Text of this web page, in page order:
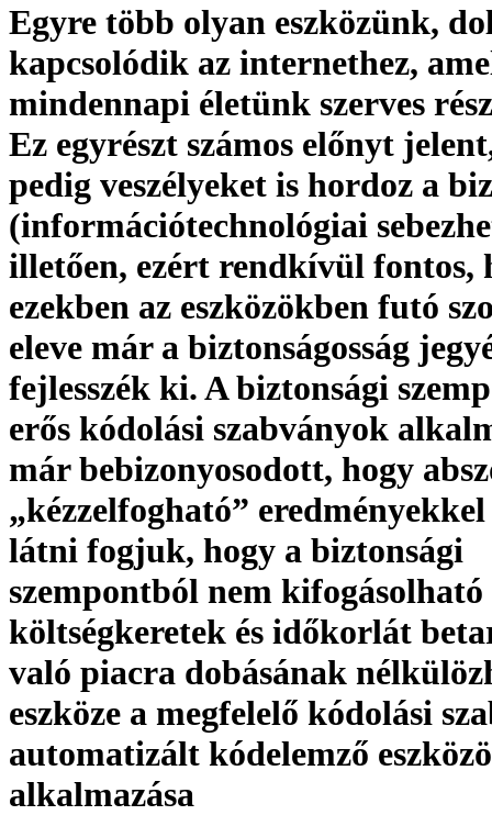
Egyre több olyan eszközünk,
kapcsolódik az internethez,
mindennapi életünk szerves
Ez egyrészt számos előnyt
pedig veszélyeket is hordoz a
(információtechnológiai
illetően, ezért rendkívül fontos,
ezekben az eszközökben futó
eleve már a biztonságosság
fejlesszék ki. A biztonsági
erős kódolási szabványok
már bebizonyosodott, hogy
„kézzelfogható”
látni fogjuk, hogy a biztonsági
szempontból nem
költségkeretek és időkorlát
való piacra dobásának
eszköze a megfelelő kódolási
automatizált kódelemző
alkalmazása